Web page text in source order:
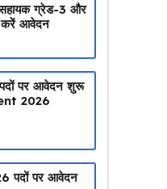
सहायक ग्रेड-3 और
करें आवेदन
पदों पर आवेदन शुरू
2026
पदों पर आवेदन